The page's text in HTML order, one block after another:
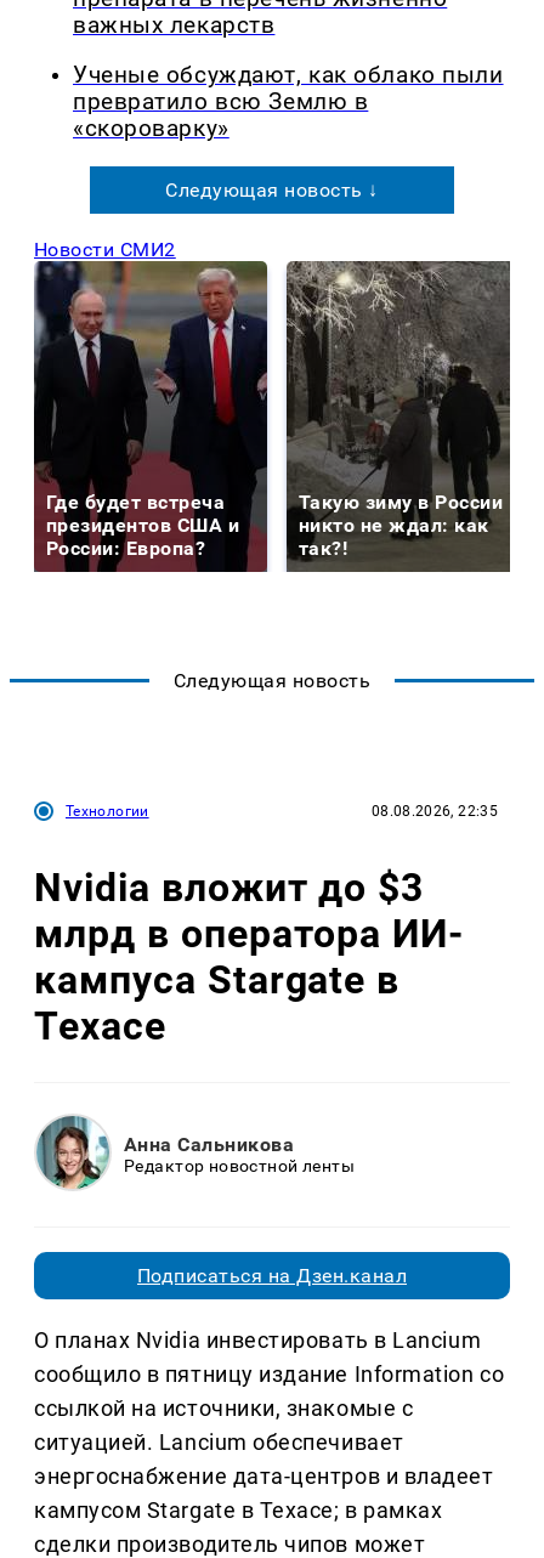
важных лекарств
Ученые обсуждают, как облако пыли
превратило всю Землю в
«скороварку»
Следующая новость ↓
Новости СМИ2
Где будет встреча
президентов США и
России: Европа?
Такую зиму в России
никто не ждал: как
так?!
Следующая новость
Технологии 08.08.2026, 22:35
Nvidia вложит до $3
млрд в оператора ИИ-
кампуса Stargate в
Техасе
Анна Сальникова
Редактор новостной ленты
Подписаться на Дзен.канал
О планах Nvidia инвестировать в Lancium
сообщило в пятницу издание Information со
ссылкой на источники, знакомые с
ситуацией. Lancium обеспечивает
энергоснабжение дата-центров и владеет
кампусом Stargate в Техасе; в рамках
сделки производитель чипов может